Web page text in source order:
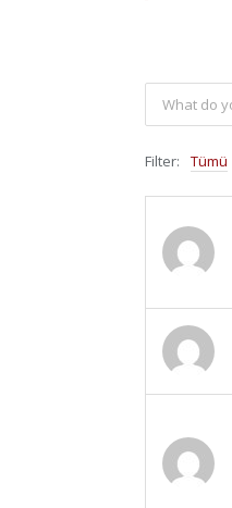
Filter: Tümü